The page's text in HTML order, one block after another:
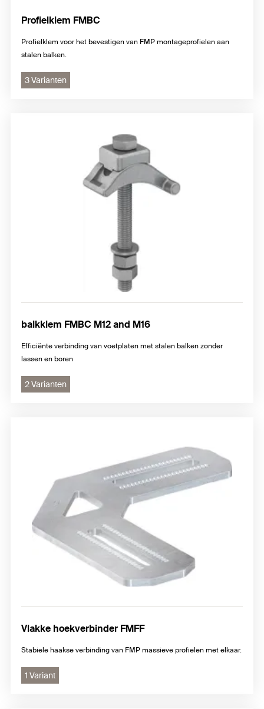
Profielklem FMBC
Profielklem voor het bevestigen van FMP montageprofielen aan
stalen balken.
3 Varianten
balkklem FMBC M12 and M16
Efficiënte verbinding van voetplaten met stalen balken zonder
lassen en boren
2 Varianten
Vlakke hoekverbinder FMFF
Stabiele haakse verbinding van FMP massieve profielen met elkaar.
1 Variant